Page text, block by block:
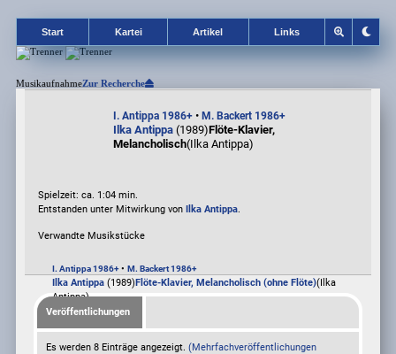
Start Kartei Artikel Links
MusikaufnahmeZur Recherche
I. Antippa 1986+• M. Backert 1986+
Ilka Antippa(1989)Flöte-Klavier,
Melancholisch(Ilka Antippa)
Spielzeit: ca. 1:04 min.
Entstanden unter Mitwirkung von Ilka Antippa.
Verwandte Musikstücke
I. Antippa 1986+• M. Backert 1986+
Ilka Antippa(1989)Flöte-Klavier, Melancholisch (ohne Flöte)(Ilka
Antippa)
Veröffentlichungen
Es werden 8 Einträge angezeigt. (Mehrfachveröffentlichungen